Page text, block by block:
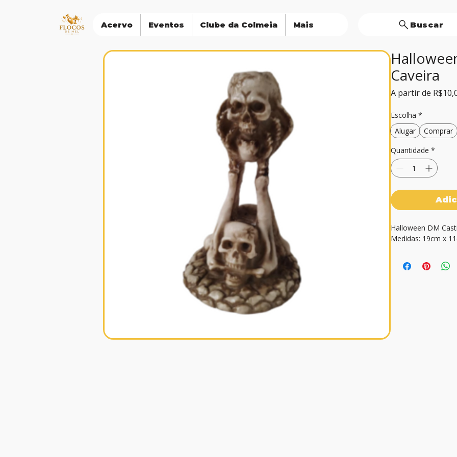
Acervo Eventos Clube da Colmeia Mais Buscar
Caveira
A partir de
Escolha *
Alugar
Comprar
Quantidade *
Halloween DM
Medidas: 19cm x